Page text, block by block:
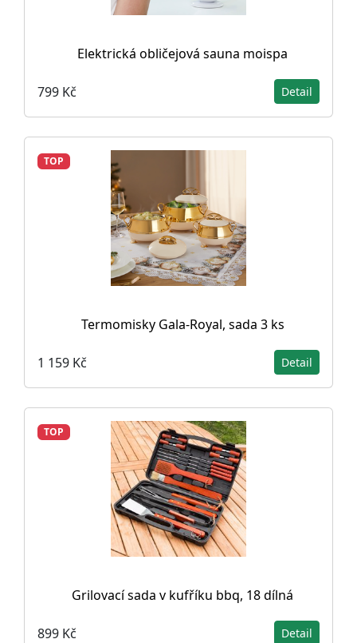
Elektrická obličejová sauna moispa
799 Kč Detail
TOP
Termomisky Gala-Royal, sada 3 ks
1 159 Kč Detail
TOP
Grilovací sada v kufříku bbq, 18 dílná
899 Kč Detail